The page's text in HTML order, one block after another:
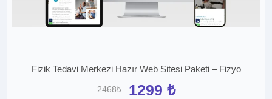
Fizik Tedavi Merkezi Hazır Web Sitesi Paketi – Fizyo
2468₺ 1299 ₺